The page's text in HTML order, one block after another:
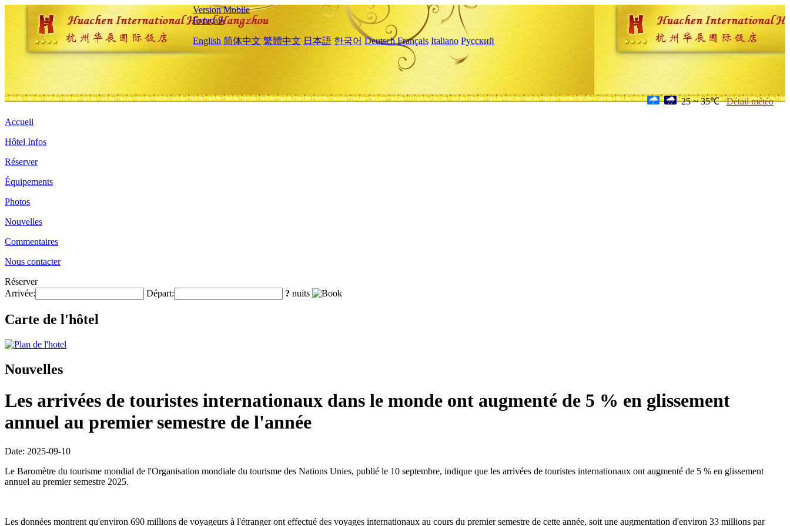
Version Mobile
Français
English 简体中文 繁體中文 日本語 한국어 Deutsch Français Italiano Русский
25 ~ 35℃ Détail météo
Accueil
Hôtel Infos
Réserver
Équipements
Photos
Nouvelles
Commentaires
Nous contacter
Réserver
Arrivée:
Départ: ? nuits
Carte de l'hôtel
Nouvelles
Les arrivées de touristes internationaux dans le monde ont augmenté de 5 % en glissement
annuel au premier semestre de l'année
Date: 2025-09-10
Le Baromètre du tourisme mondial de l'Organisation mondiale du tourisme des Nations Unies, publié le 10 septembre, indique que les arrivées de touristes internationaux ont augmenté de 5 % en glissement
annuel au premier semestre 2025.
Les données montrent qu'environ 690 millions de voyageurs à l'étranger ont effectué des voyages internationaux au cours du premier semestre de cette année, soit une augmentation d'environ 33 millions par